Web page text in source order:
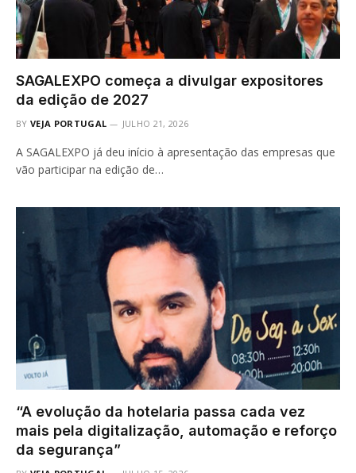
SAGALEXPO começa a divulgar expositores
da edição de 2027
BY VEJA PORTUGAL JULHO 21, 2026
A SAGALEXPO já deu início à apresentação das empresas que
vão participar na edição de…
“A evolução da hotelaria passa cada vez
mais pela digitalização, automação e reforço
da segurança”